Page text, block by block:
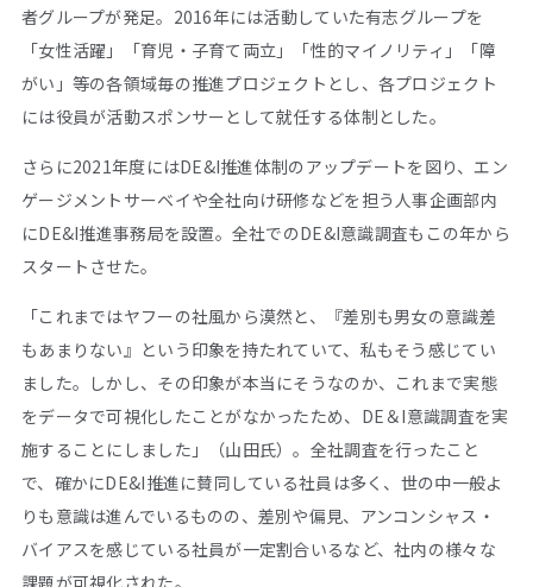
者グループが発足。2016年には活動していた有志グループを
「女性活躍」「育児・子育て両立」「性的マイノリティ」「障
がい」等の各領域毎の推進プロジェクトとし、各プロジェクト
には役員が活動スポンサーとして就任する体制とした。
さらに2021年度にはDE&I推進体制のアップデートを図り、エン
ゲージメントサーベイや全社向け研修などを担う人事企画部内
にDE&I推進事務局を設置。全社でのDE&I意識調査もこの年から
スタートさせた。
「これまではヤフーの社風から漠然と、『差別も男女の意識差
もあまりない』という印象を持たれていて、私もそう感じてい
ました。しかし、その印象が本当にそうなのか、これまで実態
をデータで可視化したことがなかったため、DE＆I意識調査を実
施することにしました」（山田氏）。全社調査を行ったこと
で、確かにDE&I推進に賛同している社員は多く、世の中一般よ
りも意識は進んでいるものの、差別や偏見、アンコンシャス・
バイアスを感じている社員が一定割合いるなど、社内の様々な
課題が可視化された。